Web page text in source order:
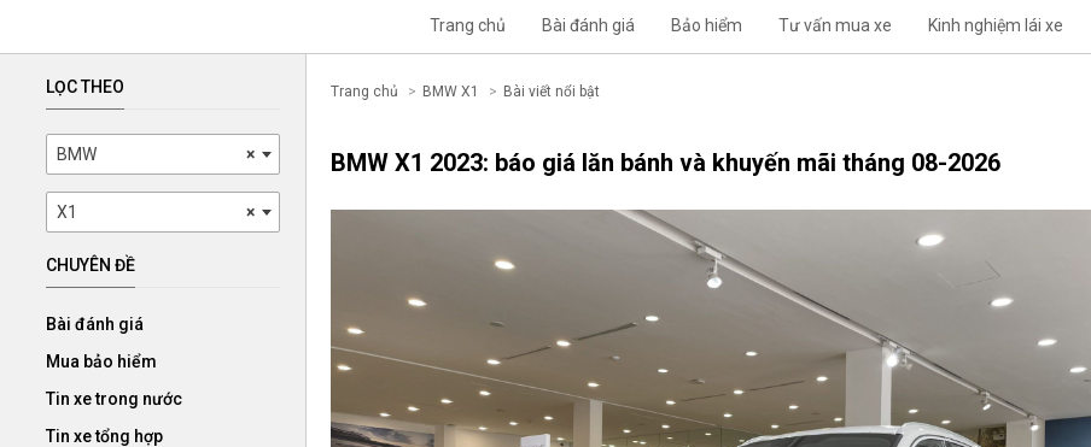
Trang chủ Bài đánh giá Bảo hiểm Tư vấn mua xe Kinh nghiệm lái xe
LỌC THEO
×
BMW
×
X1
CHUYÊN ĐỀ
Bài đánh giá
Mua bảo hiểm
Tin xe trong nước
Tin xe tổng hợp
Trang chủ BMW X1 Bài viết nổi bật
BMW X1 2023: báo giá lăn bánh và khuyến mãi tháng 08-2026